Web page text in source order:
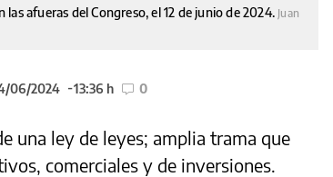
afueras del Congreso, el 12 de junio de 2024. Juan
06/2024 13:36 h 0
una ley de leyes; amplia trama que
comerciales y de inversiones.